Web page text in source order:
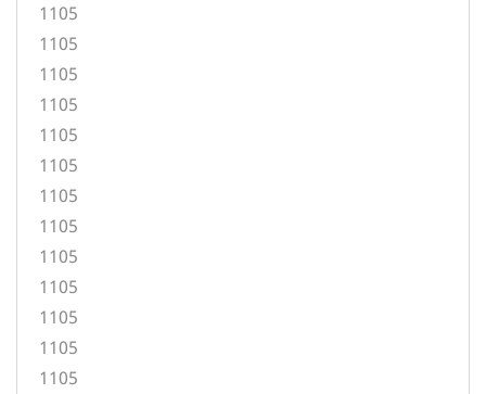
1105
1105
1105
1105
1105
1105
1105
1105
1105
1105
1105
1105
1105